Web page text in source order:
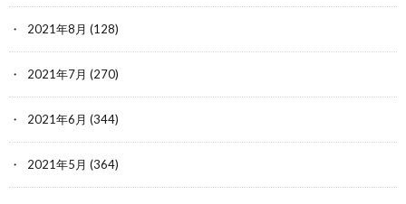
2021年8月 (128)
2021年7月 (270)
2021年6月 (344)
2021年5月 (364)